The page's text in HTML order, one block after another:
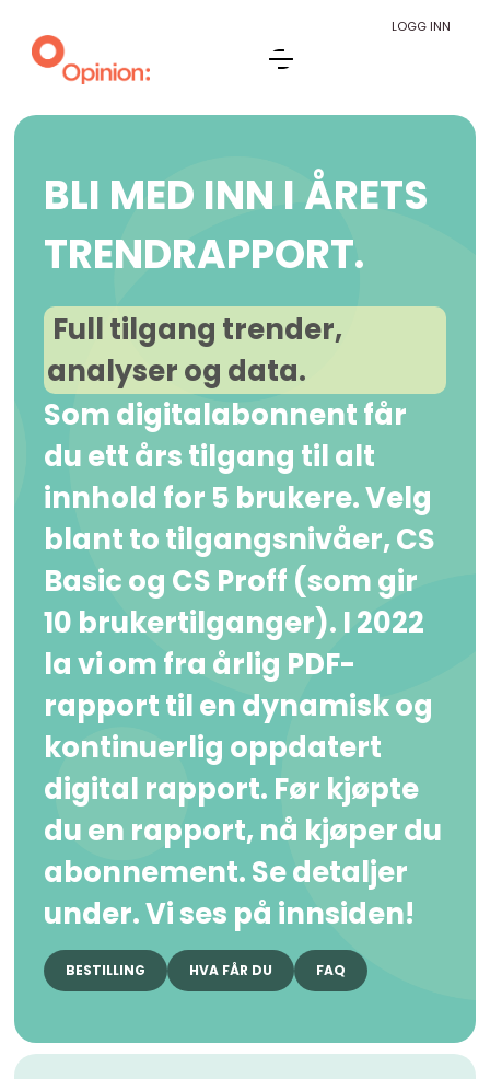
LOGG INN
BLI MED INN I ÅRETS
TRENDRAPPORT.
Full tilgang trender,
analyser og data.
Som digitalabonnent får
du ett års tilgang til alt
innhold for 5 brukere. Velg
blant to tilgangsnivåer, CS
Basic og CS Proff (som gir
10 brukertilganger). I 2022
la vi om fra årlig PDF-
rapport til en dynamisk og
kontinuerlig oppdatert
digital rapport. Før kjøpte
du en rapport, nå kjøper du
abonnement. Se detaljer
under. Vi ses på innsiden!
BESTILLING HVA FÅR DU FAQ